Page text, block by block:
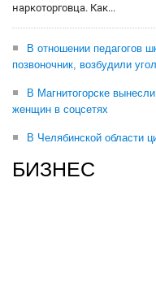
наркоторговца. Как...
В отношении педагогов
позвоночник, возбудили
В Магнитогорске
женщин в соцсетях
В Челябинской области
БИЗНЕС